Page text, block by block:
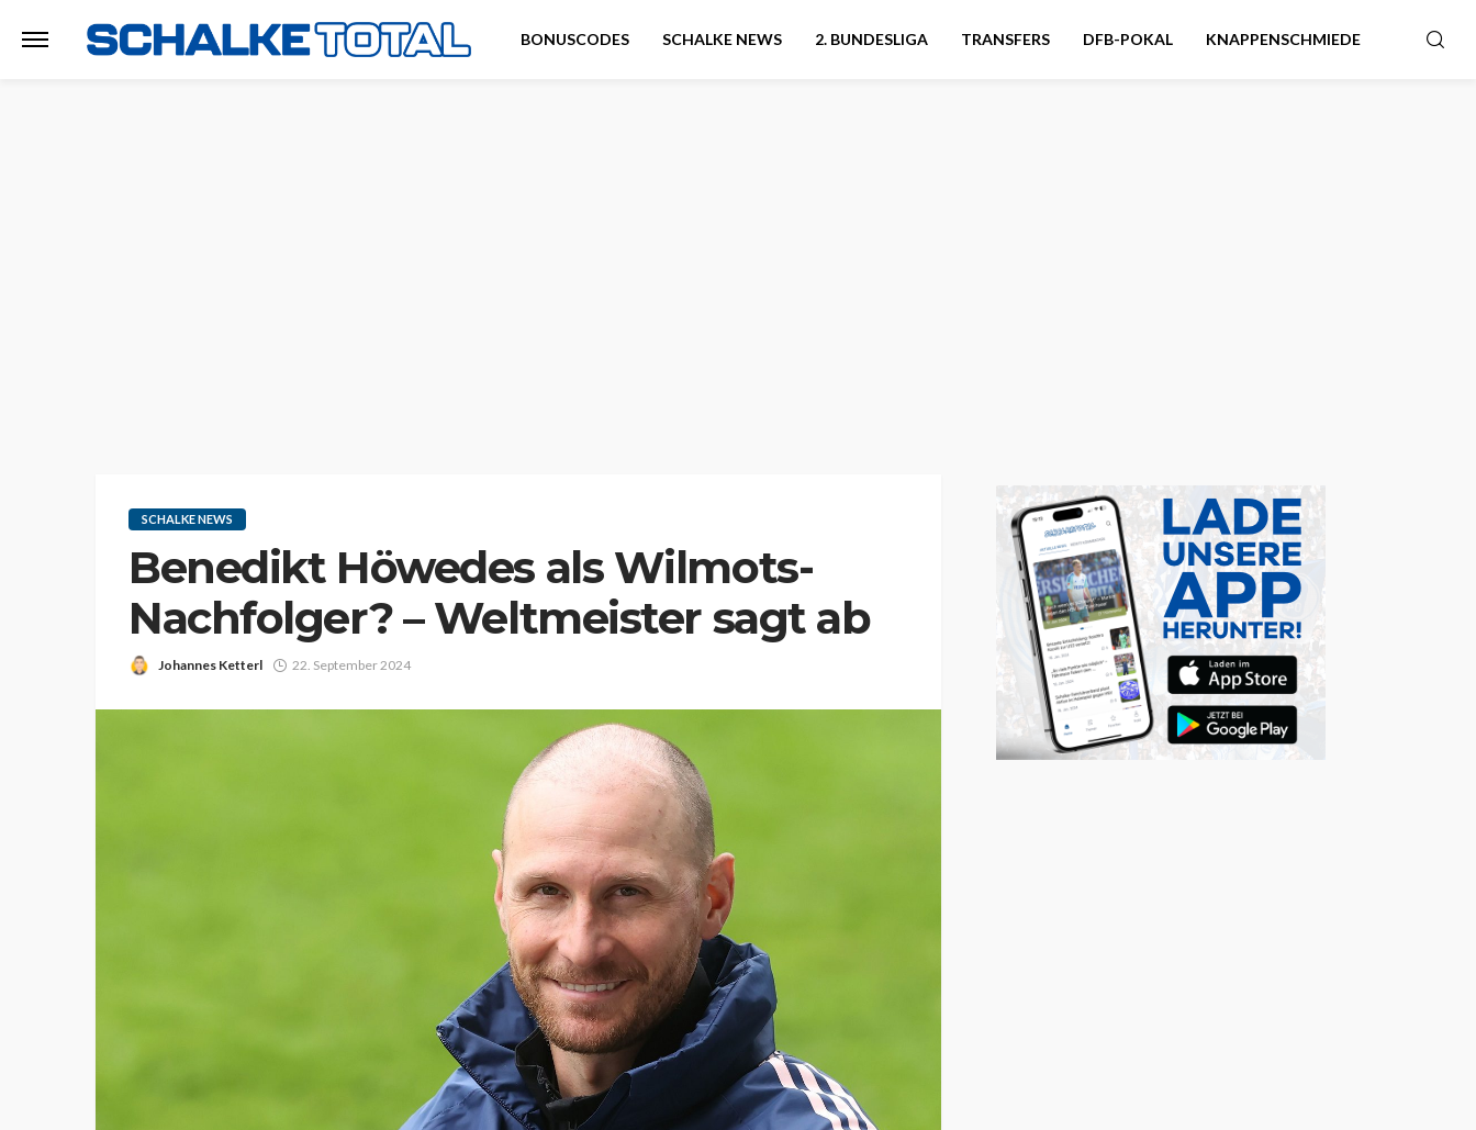
BONUSCODES SCHALKE NEWS 2. BUNDESLIGA TRANSFERS DFB-POKAL KNAPPENSCHMIEDE
SCHALKE NEWS
Benedikt Höwedes als Wilmots-
Nachfolger? – Weltmeister sagt ab
Johannes Ketterl 22. September 2024